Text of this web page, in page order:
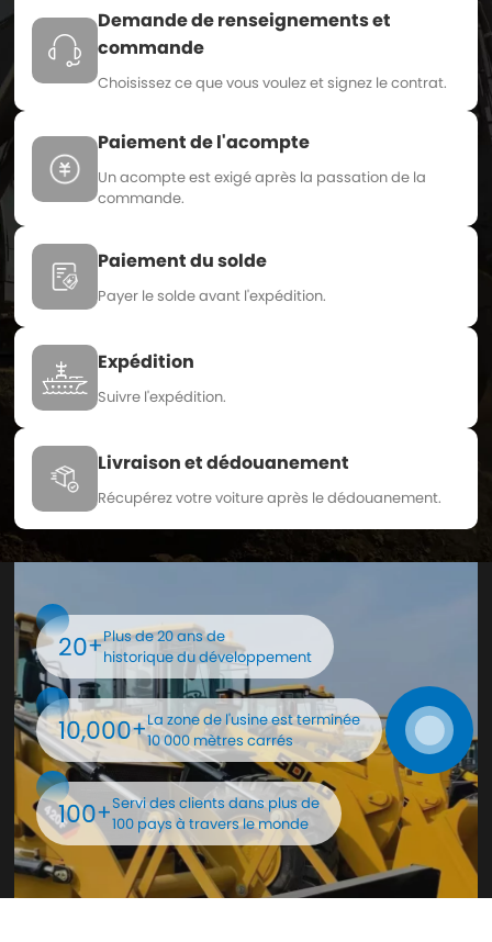
Demande de renseignements et
commande
Choisissez ce que vous voulez et signez le contrat.
Paiement de l'acompte
Un acompte est exigé après la passation de la
commande.
Paiement du solde
Payer le solde avant l'expédition.
Expédition
Suivre l'expédition.
Livraison et dédouanement
Récupérez votre voiture après le dédouanement.
20+Plus de 20 ans de
historique du développement
10,000+La zone de l'usine est terminée
10 000 mètres carrés
100+Servi des clients dans plus de
100 pays à travers le monde